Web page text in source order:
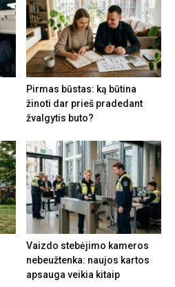
Pirmas būstas: ką būtina
žinoti dar prieš pradedant
žvalgytis buto?
Vaizdo stebėjimo kameros
nebeužtenka: naujos kartos
apsauga veikia kitaip